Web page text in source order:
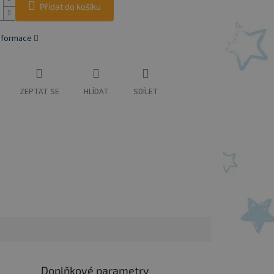
Přidat do košíku
ZEPTAT SE HLÍDAT SDÍLET
Doplňkové parametry